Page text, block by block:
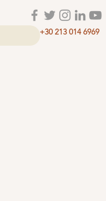
+30 213 014 6969